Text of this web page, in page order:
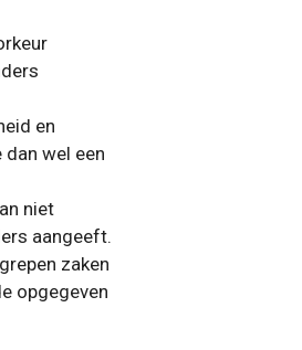
en
wel een
niet
aangeeft.
zaken
opgegeven